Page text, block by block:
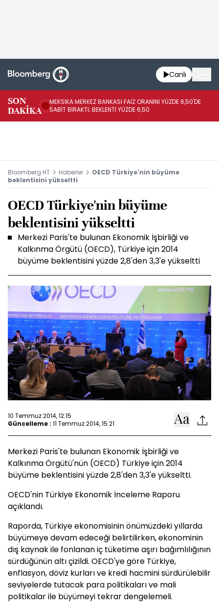
Canlı
SON
DAKİKA
MEKSİKA MERKEZ BANKASI FAİZ ORANINI YÜZDE 6,50'DE
SABİT BIRAKTI; BEKLENTİ YÜZDE 6,50
Bloomberg HT Haberler
OECD Türkiye'nin büyüme
beklentisini yükseltti
OECD Türkiye'nin büyüme
beklentisini yükseltti
Merkezi Paris'te bulunan Ekonomik İşbirliği ve
Kalkınma Örgütü (OECD), Türkiye için 2014
büyüme beklentisini yüzde 2,8'den 3,3'e yükseltti
10 Temmuz 2014, 12:15
Güncelleme : 11 Temmuz 2014, 15:21
Merkezi Paris'te bulunan Ekonomik İşbirliği ve
Kalkınma Örgütü'nün (OECD) Türkiye için 2014
büyüme beklentisini yüzde 2,8'den 3,3'e yükseltti.
OECD'nin Türkiye Ekonomik İnceleme Raporu
açıklandı.
Raporda, Türkiye ekonomisinin önümüzdeki yıllarda
büyümeye devam edeceği belirtilirken, ekonominin
dış kaynak ile fonlanan iç tüketime aşırı bağımlılığının
sürdüğünün altı çizildi. OECD'ye göre Türkiye,
enflasyon, döviz kurları ve kredi hacmini sürdürülebilir
seviyelerde tutacak para politikaları ve mali
politikalar ile büyümeyi tekrar dengelemeli.